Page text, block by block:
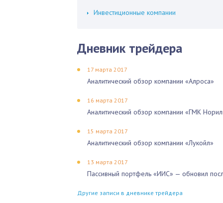
Инвестиционные компании
Дневник трейдера
17 марта 2017
Аналитический обзор компании «Алроса»
16 марта 2017
Аналитический обзор компании «ГМК
15 марта 2017
Аналитический обзор компании «Лукойл»
13 марта 2017
Пассивный портфель «ИИС» — обновил
Другие записи в дневнике трейдера